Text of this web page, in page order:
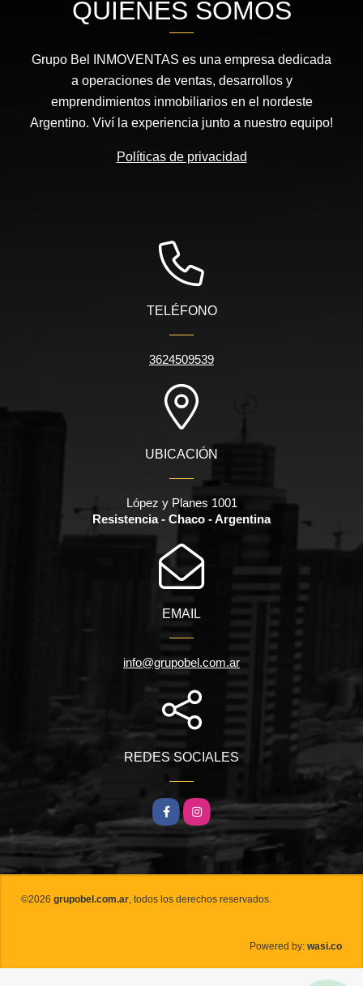
QUIÉNES SOMOS
Grupo Bel INMOVENTAS es una empresa dedicada
a operaciones de ventas, desarrollos y
emprendimientos inmobiliarios en el nordeste
Argentino. Viví la experiencia junto a nuestro equipo!
Políticas de privacidad
TELÉFONO
3624509539
UBICACIÓN
López y Planes 1001
Resistencia - Chaco - Argentina
EMAIL
info@grupobel.com.ar
REDES SOCIALES
FacebookInstagram
©2026 grupobel.com.ar , todos los derechos reservados.
Powered by: wasi.co